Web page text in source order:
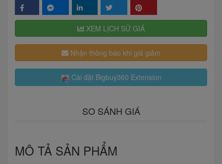
XEM LỊCH SỬ GIÁ
Nhận thông báo khi giá giảm
Cài đặt Bigbuy360 Extension
SO SÁNH GIÁ
MÔ TẢ SẢN PHẨM